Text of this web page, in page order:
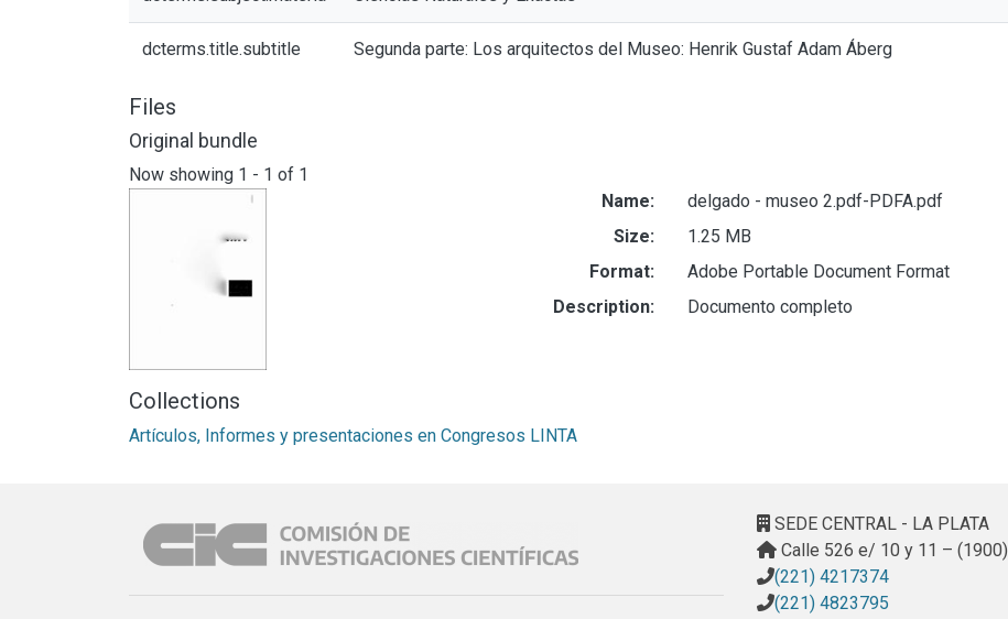
dcterms.title.subtitle Segunda parte: Los arquitectos del Museo: Henrik Gustaf Adam Áberg
Files
Original bundle
Now showing 1 - 1 of 1
Name:
delgado - museo 2.pdf-PDFA.pdf
Size:
1.25 MB
Format:
Adobe Portable Document Format
Description:
Documento completo
Collections
Artículos, Informes y presentaciones en Congresos LINTA
SEDE CENTRAL - LA PLATA
Calle 526 e/ 10 y 11 – (1900)
(221) 4217374
(221) 4823795